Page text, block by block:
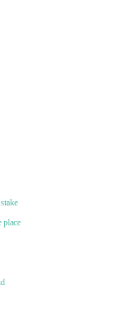
place